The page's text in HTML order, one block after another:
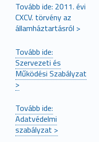
Tovább ide: 2011. évi
CXCV. törvény az
államháztartásról >
Tovább ide:
Szervezeti és
Működési Szabályzat
>
Tovább ide:
Adatvédelmi
szabályzat >